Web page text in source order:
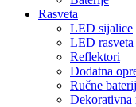
Rasveta
LED sijalice
LED rasveta
Reflektori
Dodatna
Ručne
Dekorativna